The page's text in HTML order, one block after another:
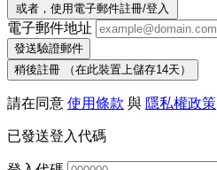
或者，使用電子郵件註冊/登入
電子郵件地址
發送驗證郵件
稍後註冊
（在此裝置上儲存14天）
請在同意 使用條款 與 隱私權政策
已發送登入代碼